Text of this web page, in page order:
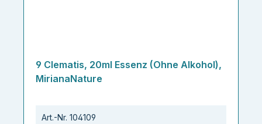
9 Clematis, 20ml Essenz (Ohne Alkohol),
MirianaNature
Art.-Nr. 104109